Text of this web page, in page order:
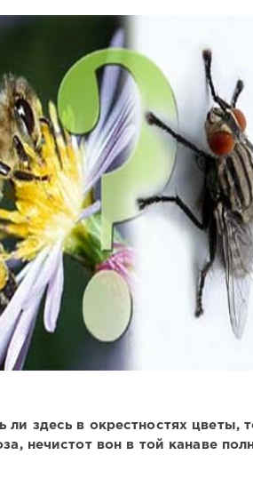
ли здесь в окрестностях цветы,
нечистот вон в той канаве